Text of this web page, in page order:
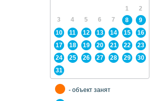
1
2
3
4 5 6 7 8
9
10
11 12 13 14 15
16
17
18 19 20 21 22
23
24
25 26 27 28 29
30
31
- объект занят